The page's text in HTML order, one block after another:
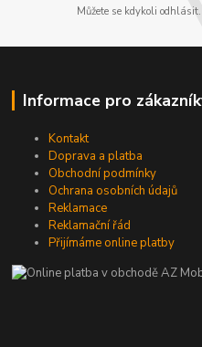
Můžete se kdykoli
Informace pro
Kontakt
Doprava a platba
Obchodní podmínky
Ochrana osobních údajů
Reklamace
Reklamační řád
Přijímáme online platby